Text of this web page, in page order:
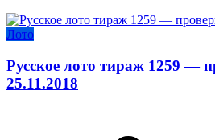
Лото
Русское лото тираж 1259 —
25.11.2018